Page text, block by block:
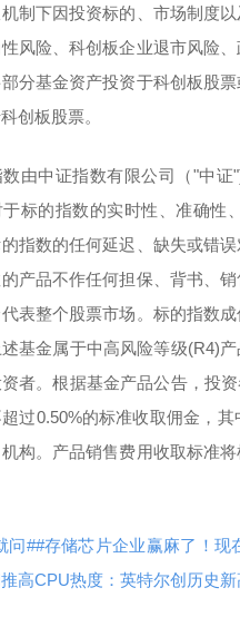
制下因投资标的、市场制度
风险、科创板企业退市风险
分基金资产投资于科创板股
创板股票。
由中证指数有限公司（"中
标的指数的实时性、准确性
指数的任何延迟、缺失或错
产品不作任何担保、背书、
表整个股票市场。标的指数
基金属于中高风险等级(R4)
者。根据基金产品公告，投
过0.50%的标准收取佣金，
构。产品销售费用收取标准
问##存储芯片企业赢麻了！现
高CPU热度：英特尔创历史新